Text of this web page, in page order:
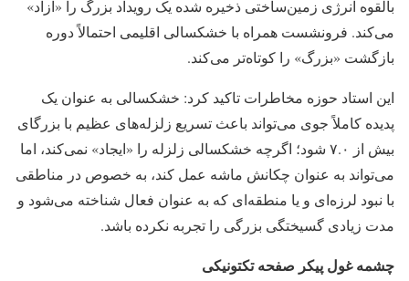
بالقوه انرژی زمین‌ساختی ذخیره شده یک رویداد بزرگ را «آزاد»
می‌کند. فرونشست همراه با خشکسالی اقلیمی احتمالاً دوره
بازگشت «بزرگ» را کوتاه‌تر می‌کند.
این استاد حوزه مخاطرات تاکید کرد: خشکسالی به عنوان یک
پدیده کاملاً جوی می‌تواند باعث تسریع زلزله‌های عظیم با بزرگای
بیش از ۷.۰ شود؛ اگرچه خشکسالی زلزله را «ایجاد» نمی‌کند، اما
می‌تواند به عنوان چکانش ماشه عمل کند، به خصوص در مناطقی
با نبود لرزه‌ای و یا منطقه‌ای که به عنوان فعال شناخته می‌شود و
مدت زیادی گسیختگی بزرگی را تجربه نکرده باشد.
چشمه غول پیکر صفحه تکتونیکی